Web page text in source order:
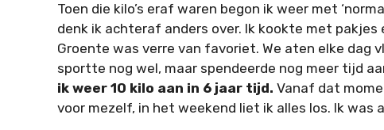
Toen die kilo’s eraf waren begon ik weer met
denk ik achteraf anders over. Ik kookte met
Groente was verre van favoriet. We aten elke dag
sportte nog wel, maar spendeerde nog meer tijd
ik weer 10 kilo aan in 6 jaar tijd. Vanaf dat
voor mezelf, in het weekend liet ik alles los. Ik